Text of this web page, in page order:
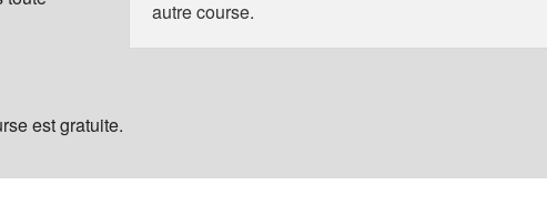
autre course.
est gratuite.